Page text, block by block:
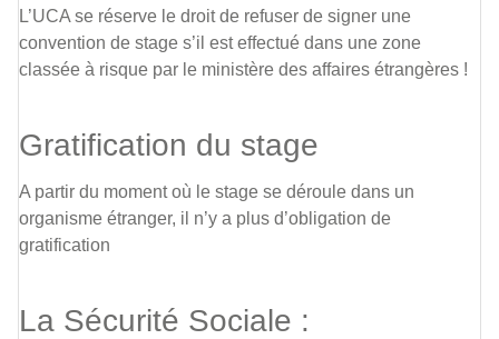
L’UCA se réserve le droit de refuser de signer une
convention de stage s’il est effectué dans une zone
classée à risque par le ministère des affaires étrangères !
Gratification du stage
A partir du moment où le stage se déroule dans un
organisme étranger, il n’y a plus d’obligation de
gratification
La Sécurité Sociale :